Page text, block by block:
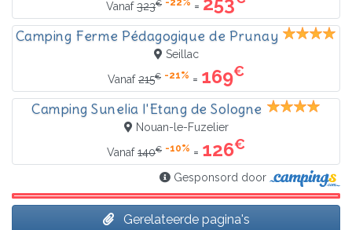
Vanaf323€ -22% =
Camping Ferme Pédagogique de Prunay
Seillac
Vanaf215€ -21% = 169€
Camping Sunelia l'Etang de Sologne
Nouan-le-Fuzelier
Vanaf140€ -10% = 126€
Gesponsord door
Gerelateerde pagina's